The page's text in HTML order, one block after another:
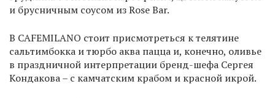
и брусничным соусом из Rose Bar.
В CAFEMILANO стоит присмотреться к телятине
сальтимбокка и тюрбо аква пацца и, конечно, оливье
в праздничной интерпретации бренд-шефа Сергея
Кондакова – с камчатским крабом и красной икрой.